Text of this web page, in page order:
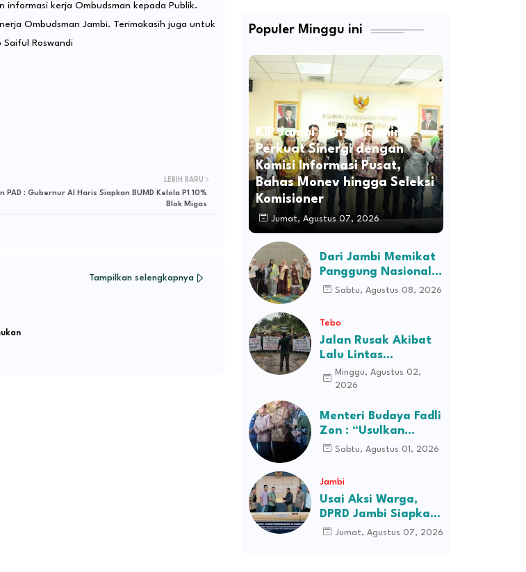
informasi kerja Ombudsman kepada Publik.
Ombudsman Jambi. Terimakasih juga untuk
Roswandi
LEBIH BARU
PAD : Gubernur Al Haris Siapkan BUMD Kelola P1 10%
Blok Migas
Tampilkan selengkapnya
Populer Minggu ini
KIP Jambi dan Diskominfo
Perkuat Sinergi dengan
Komisi Informasi Pusat,
Bahas Monev hingga Seleksi
Komisioner
Jumat, Agustus 07, 2026
Dari Jambi Memikat
Panggung Nasional:
Cerita Sanggar
Sabtu, Agustus 08, 2026
Tebo
Jalan Rusak Akibat
Lalu Lintas
Kendaraan
Perusahaan,
Desa Kec Tebo Ilir
Bakal Blokade Jalan
Minggu, Agustus 02,
2026
Menteri Budaya Fadli
Zon : “Usulkan
Perusahaan Itu
Sabtu, Agustus 01, 2026
Jambi
Usai Aksi Warga,
DPRD Jambi Siapkan
RDP Jalan Simpang
Jumat, Agustus 07, 2026